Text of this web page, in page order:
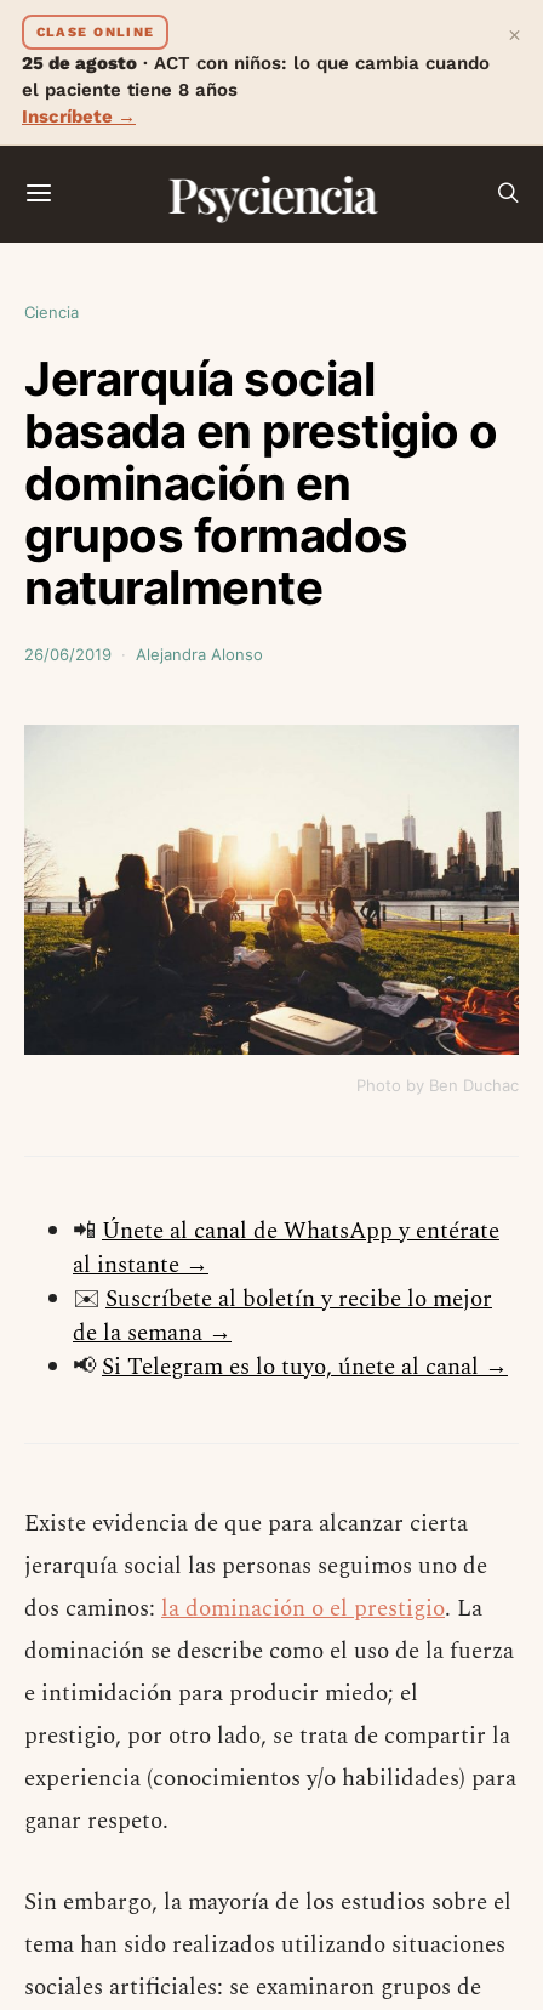
CLASE ONLINE
25 de agosto · ACT con niños: lo que cambia cuando
el paciente tiene 8 años
Inscríbete →
×
Psyciencia
Ciencia
Jerarquía social
basada en prestigio o
dominación en
grupos formados
naturalmente
26/06/2019 Alejandra Alonso
Photo by Ben Duchac
📲 Únete al canal de WhatsApp y entérate
al instante →
✉️ Suscríbete al boletín y recibe lo mejor
de la semana →
📢Si Telegram es lo tuyo, únete al canal →
Existe evidencia de que para alcanzar cierta
jerarquía social las personas seguimos uno de
dos caminos: la dominación o el prestigio. La
dominación se describe como el uso de la fuerza
e intimidación para producir miedo; el
prestigio, por otro lado, se trata de compartir la
experiencia (conocimientos y/o habilidades) para
ganar respeto.
Sin embargo, la mayoría de los estudios sobre el
tema han sido realizados utilizando situaciones
sociales artificiales: se examinaron grupos de